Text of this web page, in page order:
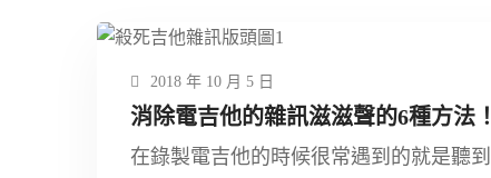
2018 年 10 月 5 日
消除電吉他的雜訊滋滋聲的6種方法！
在錄製電吉他的時候很常遇到的就是聽